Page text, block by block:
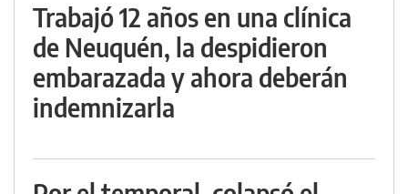
Trabajó 12 años en una clínica
de Neuquén, la despidieron
embarazada y ahora deberán
indemnizarla